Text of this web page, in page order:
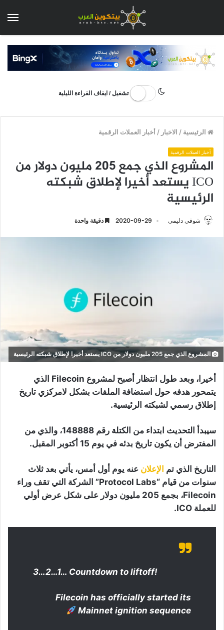
تشغيل / ايقاف القراءة الليلية
الرئيسية / الاخبار /أخبار العملات الرقمية
أخبار العملات الرقمية
المشروع الذي جمع 205 مليون دولار من
ICO يستعد أخيرا لإطلاق شبكته
الرئيسية
شوقي دليمي 2020-09-29 دقيقة واحدة
المشروع الذي جمع 205 مليون دولار من ICO يستعد أخيرا لإطلاق شبكته الرئيسية
أخيرا، وبعد طول انتظار أصبح لمشروع Filecoin الذي
يتمحور هدفه حول استضافة الملفات بشكل لامركزي تاريخ
إطلاق رسمي لشبكته الرئيسية.
سيبدأ التحديث ابتداء من الكتلة رقم 148888، والذي من
المفترض أن يكون تاريخ بدئه في يوم 15 أكتوبر المقبل.
التاريخ الذي تم الإعلان عنه يوم أول أمس، يأتي بعد ثلاث
سنوات من قيام “Protocol Labs” الشركة التي تقف وراء
Filecoin، بجمع 205 مليون دولار على شكل عرض أولي
للعملة ICO.
3…2…1… Countdown to liftoff!
Filecoin has officially started its
Mainnet ignition sequence